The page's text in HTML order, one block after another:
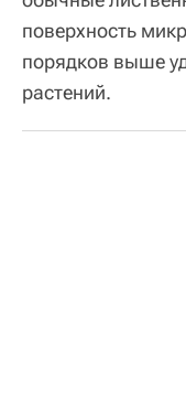
поверхность
порядков выше
растений.